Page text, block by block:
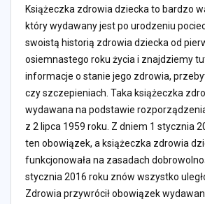
Książeczka zdrowia dziecka to bardzo
który wydawany jest po urodzeniu
swoistą historią zdrowia dziecka od
osiemnastego roku życia i znajdziemy
informacje o stanie jego zdrowia,
czy szczepieniach. Taka książeczka
wydawana na podstawie
z 2 lipca 1959 roku. Z dniem 1 stycznia
ten obowiązek, a książeczka zdrowia
funkcjonowała na zasadach
stycznia 2016 roku znów wszystko
Zdrowia przywrócił obowiązek